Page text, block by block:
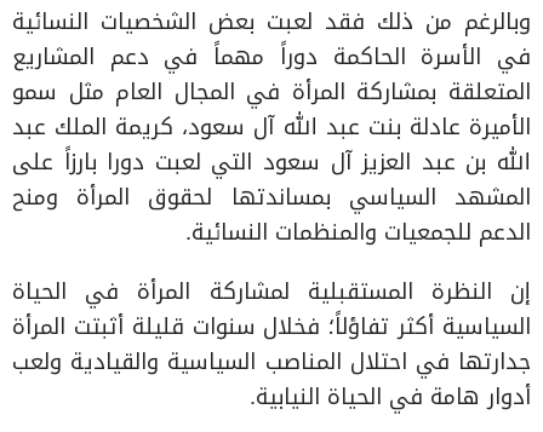
وبالرغم من ذلك فقد لعبت بعض الشخصيات النسائية
في الأسرة الحاكمة دوراً مهماً في دعم المشاريع
المتعلقة بمشاركة المرأة في المجال العام مثل سمو
الأميرة عادلة بنت عبد الله آل سعود، كريمة الملك عبد
الله بن عبد العزيز آل سعود التي لعبت دورا بارزاً على
المشهد السياسي بمساندتها لحقوق المرأة ومنح
الدعم للجمعيات والمنظمات النسائية.
إن النظرة المستقبلية لمشاركة المرأة في الحياة
السياسية أكثر تفاؤلاً؛ فخلال سنوات قليلة أثبتت المرأة
جدارتها في احتلال المناصب السياسية والقيادية ولعب
أدوار هامة في الحياة النيابية.